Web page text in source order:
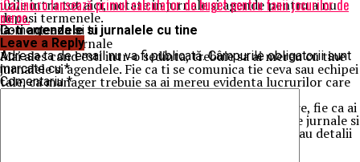
urile intra tot aici, notate in jurnale si agende pentru a nu
depasi termenele.
Ia-ti agendele si jurnalele cu tine
Mai ales cand esti intr-o sedinta, trebuie sa ai mereu cu tine
jurnalele si agendele. Fie ca ti se comunica tie ceva sau echipei
tale, ca manager trebuie sa ai mereu evidenta lucrurilor care
trebuie facute, mai ales daca esti responsabil de un
department. Fie ca mergi la o intalnire de colaborare, fie ca ai
o sedinta cu echipa sau cu managerul tau, nu uita de jurnale si
agende. Poate ti se vor comunica date importante sau detalii
iCazino.ro lansează primul calculator de buget pentru fanii jocurilor de
noroc.
Comenteaza si tu
Leave a Reply
Adresa ta de email nu va fi publicată. Câmpurile obligatorii sunt
marcate cu*
Comentariu*